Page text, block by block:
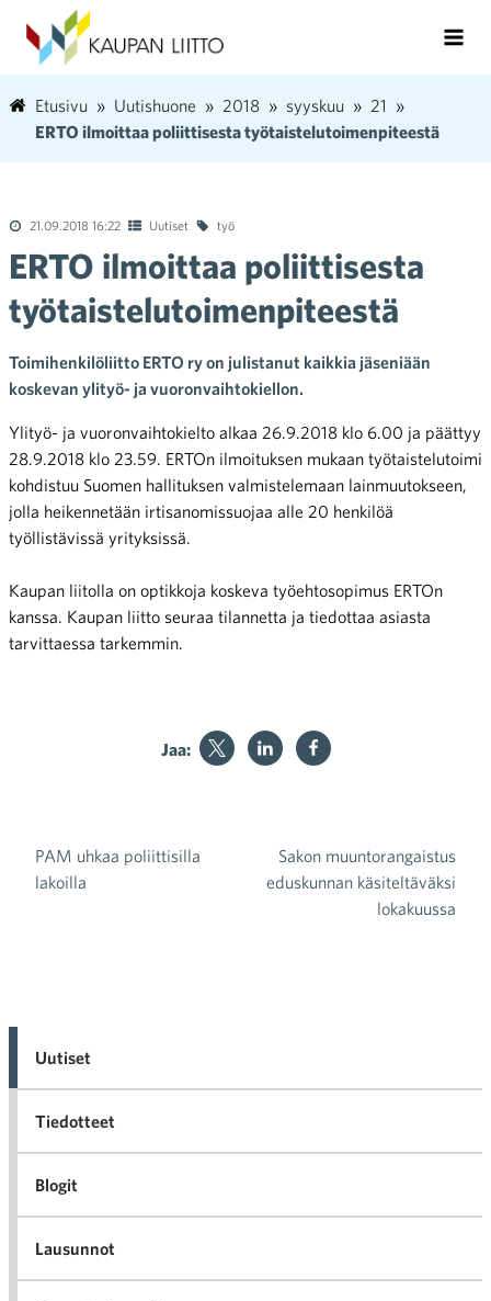
Etusivu Uutishuone 2018 syyskuu
21
ERTO ilmoittaa poliittisesta työtaistelutoimenpiteestä
21.09.2018 16:22 Uutiset työ
ERTO ilmoittaa poliittisesta
työtaistelutoimenpiteestä
Toimihenkilöliitto ERTO ry on julistanut kaikkia jäseniään
koskevan ylityö- ja vuoronvaihtokiellon.
Ylityö- ja vuoronvaihtokielto alkaa 26.9.2018 klo 6.00 ja päättyy
28.9.2018 klo 23.59. ERTOn ilmoituksen mukaan työtaistelutoimi
kohdistuu Suomen hallituksen valmistelemaan lainmuutokseen,
jolla heikennetään irtisanomissuojaa alle 20 henkilöä
työllistävissä yrityksissä.
Kaupan liitolla on optikkoja koskeva työehtosopimus ERTOn
kanssa. Kaupan liitto seuraa tilannetta ja tiedottaa asiasta
tarvittaessa tarkemmin.
Jaa:
Artikkelien selaus
PAM uhkaa poliittisilla
lakoilla
Sakon muuntorangaistus
eduskunnan käsiteltäväksi
lokakuussa
Uutiset
Tiedotteet
Blogit
Lausunnot